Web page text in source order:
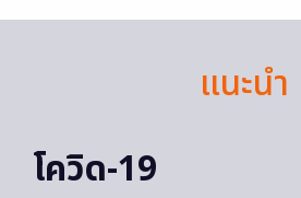
แนะนำ
โควิด-19